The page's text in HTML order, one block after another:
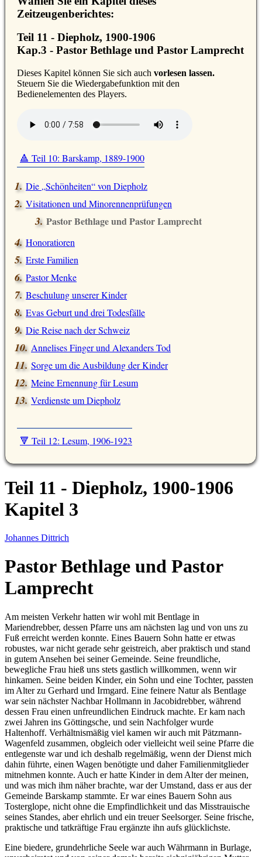
Zeitzeugenberichtes:
Teil 11 - Diepholz, 1900-1906
Kap.3 - Pastor Bethlage und Pastor Lamprecht
Dieses Kapitel können Sie sich auch vorlesen lassen.
Steuern Sie die Wiedergabefunktion mit den
Bedienelementen des Players.
🔺 Teil 10: Barskamp, 1889-1900
Die Schönheiten von Diepholz
Visitationen und Minorennenprüfungen
Pastor Bethlage und Pastor Lamprecht
Honoratioren
Erste Familien
Pastor Menke
Beschulung unserer Kinder
Evas Geburt und drei Todesfälle
Die Reise nach der Schweiz
Annelises Finger und Alexanders Tod
Sorge um die Ausbildung der Kinder
Meine Ernennung für Lesum
Verdienste um Diepholz
🔻 Teil 12: Lesum, 1906-1923
Teil 11 - Diepholz, 1900-1906
Kapitel 3
Johannes Dittrich
Pastor Bethlage und Pastor
Lamprecht
Am meisten Verkehr hatten wir wohl mit Bentlage in
Mariendrebber, dessen Pfarre uns am nächsten lag und von uns zu
Fuß erreicht werden konnte. Eines Bauern Sohn hatte er etwas
robustes, war nicht gerade sehr geistreich, aber praktisch und stand
in gutem Ansehen bei seiner Gemeinde. Seine freundliche,
bewegliche Frau hieß uns stets gastlich willkommen, wenn wir
hinkamen. Seine beiden Kinder, ein Sohn und eine Tochter, passten
im Alter zu Gerhard und Irmgard. Eine feinere Natur als Bentlage
war sein nächster Nachbar Hollmann in Jacobidrebber, während
dessen Frau einen unfreundlichen Eindruck machte. Er kam nach
zwei Jahren ins Göttingsche, und sein Nachfolger wurde
Haltenhoff. Verhältnismäßig viel kamen wir auch mit Pätzmann-
Wagenfeld zusammen, obgleich oder vielleicht weil seine Pfarre die
entlegenste war und ich deshalb regelmäßig, wenn der Dienst mich
dahin führte, einen Wagen benötigte und daher Familienmitglieder
mitnehmen konnte. Auch er hatte Kinder in dem Alter der meinen,
und was mich ihm näher brachte, war der Umstand, dass er aus der
Gemeinde Barskamp stammte. Er war eines Bauern Sohn aus
Tosterglope, nicht ohne die Empfindlichkeit und das Misstrauische
seines Standes, aber ehrlich und ein treuer Seelsorger. Seine frische,
praktische und tatkräftige Frau ergänzte ihn aufs glücklichste.
Eine biedere, grundehrliche Seele war auch Währmann in Burlage,